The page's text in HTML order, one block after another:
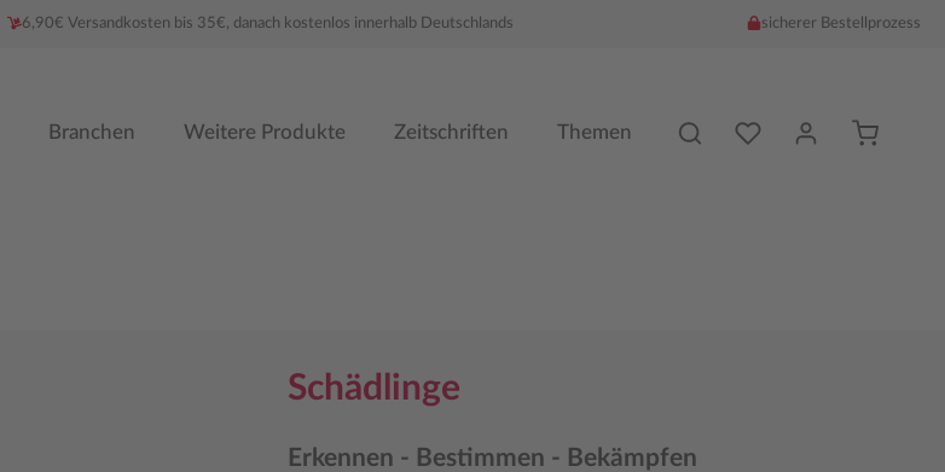
6,90€ Versandkosten bis 35€, danach kostenlos innerhalb Deutschlands sicherer Bestellprozess
Branchen Weitere Produkte Zeitschriften Themen Du hast %counter%
Schädlinge
Erkennen - Bestimmen - Bekämpfen